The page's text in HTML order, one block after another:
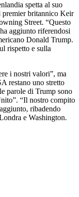
spetta al suo
premier britannico Keir
Street. “Questo
aggiunto riferendosi
Donald Trump.
rispetto e sulla
i nostri valori”, ma
restano uno stretto
parole di Trump sono
“Il nostro compito
ribadendo
e Washington.